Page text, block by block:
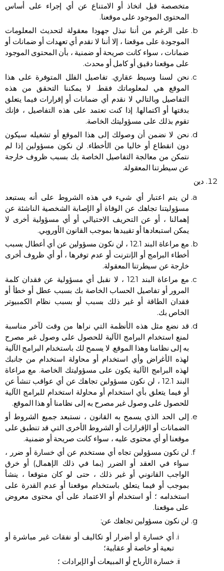
متخصصة قبل اتخاذ أو الامتناع عن أي إجراء على أساس
المحتوى الموجود على موقعنا.
على الرغم من أننا نبذل جهودا معقولة لتحديث المعلومات
الموجودة على موقعنا ، إلا أننا لا نقدم أي تعهدات أو ضمانات أو
ضمانات ، سواء كانت صريحة أو ضمنية ، بأن المحتوى الموجود
على موقعنا دقيق أو كامل أو محدث.
نحن لسنا وسيط عقاري. تفاصيل الفلل المتوفرة على هذا
الموقع هي لمعلوماتك فقط. لا يمكننا التحقق من هذه
التفاصيل وبالتالي لا نقدم أي ضمانات أو إقرارات فيما يتعلق
بدقتها أو اكتمالها. إذا كنت تعتمد على هذه التفاصيل ، فإنك
تقوم بذلك على مسؤوليتك الخاصة.
نحن لا نضمن أن وصولك إلى هذا الموقع أو تشغيله سيكون
دون انقطاع أو خاليا من الأخطاء. لن نكون مسؤولين إذا لم
نتمكن من معالجة التفاصيل الخاصة بك بسبب ظروف خارجة
عن سيطرتنا المعقولة.
دين
لن يتم اعتبار أي شيء في هذه الشروط على أنه يستبعد
مسؤوليتنا تجاهك عن الوفاة أو الإصابة الشخصية الناشئة عن
إهمالنا ، أو عن التحريف الاحتيالي أو أي مسؤولية أخرى لا
يمكن استبعادها أو تقييدها بموجب القانون الأوروبي.
مع مراعاة البند 12.1 ، لن نكون مسؤولين عن أي أعطال بسبب
أخطاء البرامج أو الإنترنت أو عدم توفرها ، أو أي ظروف أخرى
خارجة عن سيطرتنا المعقولة.
مع مراعاة البند 12.1 ، لا نقبل أي مسؤولية عن فقدان كلمة
المرور أو تفاصيل الحساب الخاصة بك بسبب عطل أو خطأ أو
فقدان الطاقة أو غير ذلك بسبب أو بسبب نظام الكمبيوتر
الخاص بك.
قد نضع مثل هذه الأنظمة التي نراها من وقت لآخر مناسبة
لمنع استخدام البرامج الآلية للحصول على وصول غير مصرح
به إلى نظامنا وهذا الموقع. لا يسمح لك باستخدام البرامج الآلية
لهذه الأغراض وأي استخدام أو محاولة استخدام من جانبك
لهذه البرامج الآلية يكون على مسؤوليتك الخاصة. مع مراعاة
البند 12.1 ، لن نكون مسؤولين تجاهك عن أي عواقب تنشأ عن
أو فيما يتعلق بأي استخدام أو محاولة استخدام للبرامج الآلية
للحصول على وصول غير مصرح به إلى نظامنا أو هذا الموقع.
إلى الحد الذي يسمح به القانون ، نستبعد جميع الشروط أو
الضمانات أو الإقرارات أو الشروط الأخرى التي قد تنطبق على
موقعنا أو أي محتوى عليه ، سواء كانت صريحة أو ضمنية.
لن نكون مسؤولين تجاه أي مستخدم عن أي خسارة أو ضرر ،
سواء في العقد أو الضرر (بما في ذلك الإهمال) أو خرق
الواجب القانوني أو غير ذلك ، حتى لو كان متوقعا ، ينشأ
بموجب أو فيما يتعلق باستخدام موقعنا أو عدم القدرة على
استخدامه ؛ أو استخدام أو الاعتماد على أي محتوى معروض
على موقعنا.
لن نكون مسؤولين تجاهك عن:
أي خسارة أو أضرار أو تكاليف أو نفقات غير مباشرة أو
تبعية أو خاصة أو عقابية؛
خسارة الأرباح أو المبيعات أو الإيرادات ؛